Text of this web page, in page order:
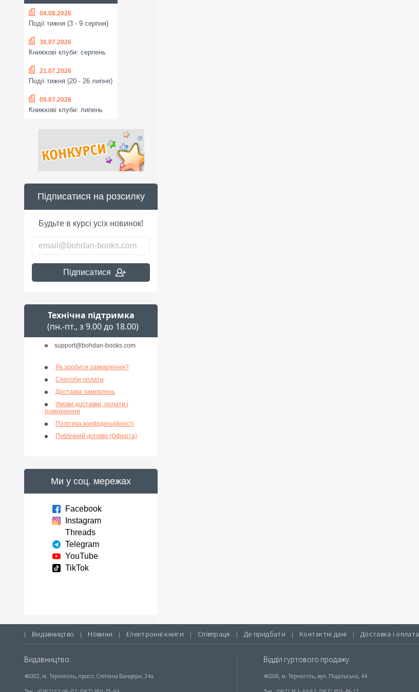
04.08.2026
Події тижня (3 - 9 серпня)
30.07.2026
Книжкові клуби: серпень
21.07.2026
Події тижня (20 - 26 липня)
09.07.2026
Книжкові клуби: липень
Підписатися на розсилку
Будьте в курсі усіх новинок!
Підписатися
Технічна підтримка
(пн.-пт., з 9.00 до 18.00)
support@bohdan-books.com
Як зробити замовлення?
Способи оплати
Доставка замовлень
Умови доставки, оплати і
повернення
Політика конфіденційності
Публічний договір (Оферта)
Ми у соц. мережах
Facebook
Instagram
Threads
Telegram
YouTube
TikTok
| Видавництво | Новини | Електронні книги | Співпраця | Де придбати | Контактні дані | Доставка і оплата
Видавництво:
46002, м. Тернопіль, просп. Степана Бандери, 34а
Відділ гуртового продажу:
46008, м. Тернопіль, вул. Подільська, 44